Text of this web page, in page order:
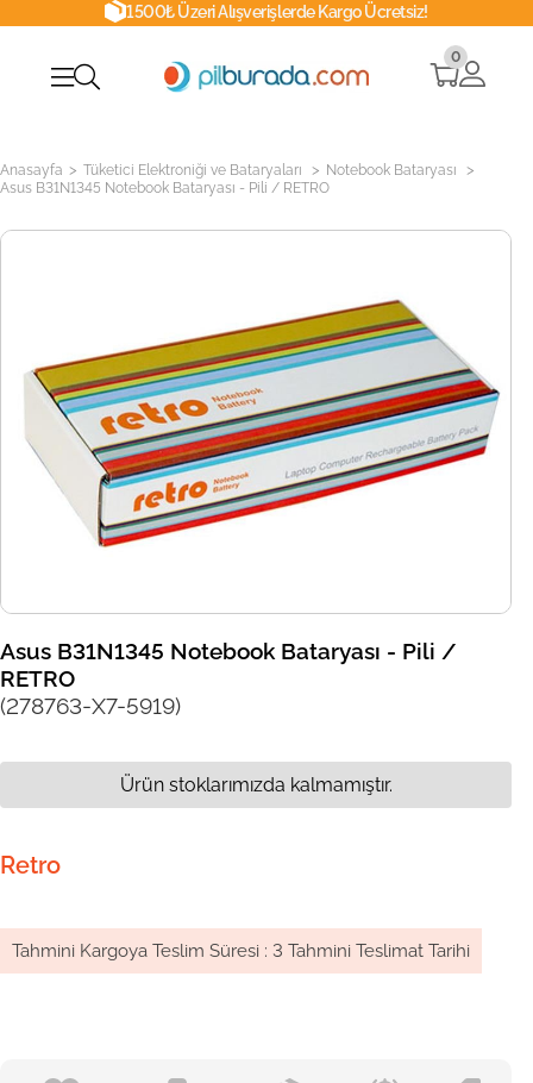
1500₺ Üzeri Alışverişlerde Kargo Ücretsiz!
0
Anasayfa > Tüketici Elektroniği ve Bataryaları > Notebook Bataryası >
Asus B31N1345 Notebook Bataryası - Pili / RETRO
Asus B31N1345 Notebook Bataryası - Pili /
RETRO
(278763-X7-5919)
Retro
Tahmini Kargoya Teslim Süresi : 3 Tahmini Teslimat Tarihi
Ürün stoklarımızda kalmamıştır.